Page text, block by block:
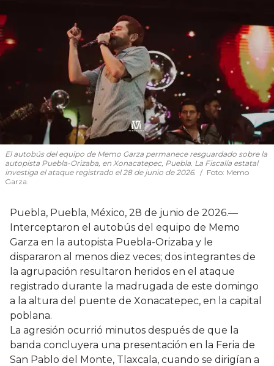
El autobús del equipo de Memo Garza permanece resguardado sobre la
autopista Puebla-Orizaba, en Xonacatepec, Puebla. La Fiscalía estatal
investiga el ataque registrado el 28 de junio de 2026.
Foto: Memo
Garza.
Puebla, Puebla, México, 28 de junio de 2026.—
Interceptaron el autobús del equipo de Memo
Garza en la autopista Puebla-Orizaba y le
dispararon al menos diez veces; dos integrantes de
la agrupación resultaron heridos en el ataque
registrado durante la madrugada de este domingo
a la altura del puente de Xonacatepec, en la capital
poblana.
La agresión ocurrió minutos después de que la
banda concluyera una presentación en la Feria de
San Pablo del Monte, Tlaxcala, cuando se dirigían a